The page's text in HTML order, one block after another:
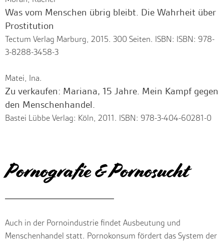
Was vom Menschen übrig bleibt. Die Wahrheit über
Prostitution
Tectum Verlag Marburg, 2015. 300 Seiten. ISBN: ISBN: 978-
3-8288-3458-3
Matei, Ina.
Zu verkaufen: Mariana, 15 Jahre. Mein Kampf gegen
den Menschenhandel.
Bastei Lübbe Verlag: Köln, 2011. ISBN: 978-3-404-60281-0
Pornografie & Pornosucht
Auch in der Pornoindustrie findet Ausbeutung und
Menschenhandel statt. Pornokonsum fördert das System der